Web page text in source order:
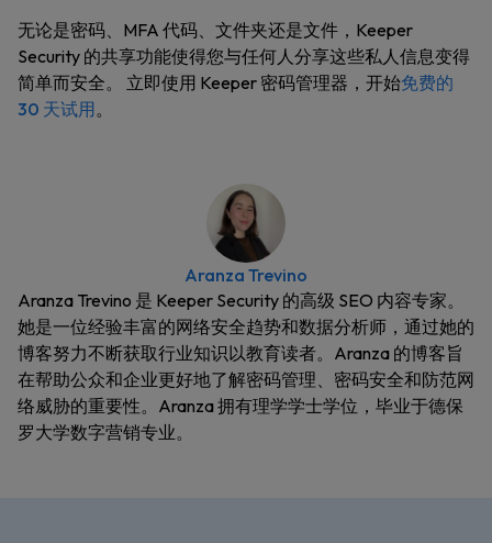
无论是密码、MFA 代码、文件夹还是文件，Keeper
Security 的共享功能使得您与任何人分享这些私人信息变得
简单而安全。 立即使用 Keeper 密码管理器，开始免费的
30 天试用。
Aranza Trevino
Aranza Trevino 是 Keeper Security 的高级 SEO 内容专家。
她是一位经验丰富的网络安全趋势和数据分析师，通过她的
博客努力不断获取行业知识以教育读者。Aranza 的博客旨
在帮助公众和企业更好地了解密码管理、密码安全和防范网
络威胁的重要性。Aranza 拥有理学学士学位，毕业于德保
罗大学数字营销专业。